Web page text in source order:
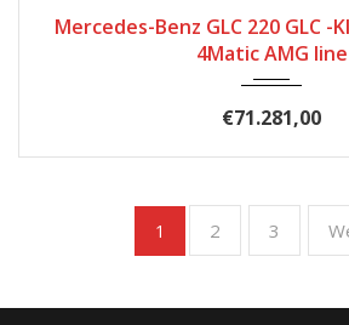
Mercedes-Benz GLC 220 GLC -
4Matic AMG line
€71.281,00
1 2 3